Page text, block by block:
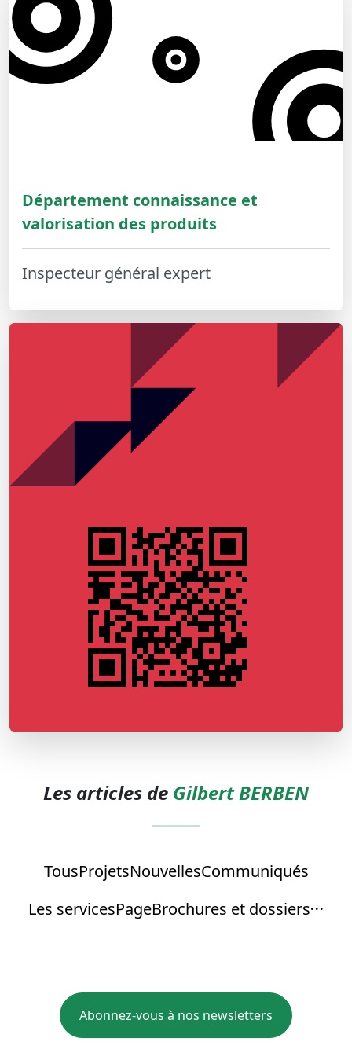
Département connaissance et
valorisation des produits
Inspecteur général expert
Les articles de Gilbert BERBEN
TousProjetsNouvellesCommuniqués
Les servicesPageBrochures et dossiers
Abonnez-vous à nos newsletters